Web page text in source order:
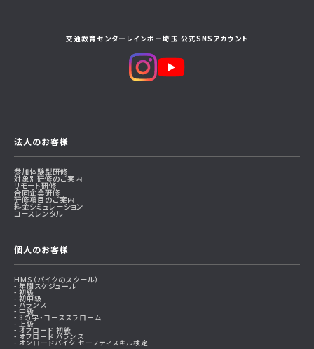
交通教育センターレインボー埼玉 公式SNSアカウント
法人のお客様
参加体験型研修
対象別研修のご案内
リモート研修
合同企業研修
研修項目のご案内
料金シミュレーション
コースレンタル
個人のお客様
HMS（バイクのスクール）
年間スケジュール
初級
初中級
バランス
中級
8の字・コーススラローム
上級
オフロード 初級
オフロード バランス
オンロードバイク セーフティスキル検定